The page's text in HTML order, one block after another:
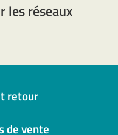
les réseaux
retour
de vente